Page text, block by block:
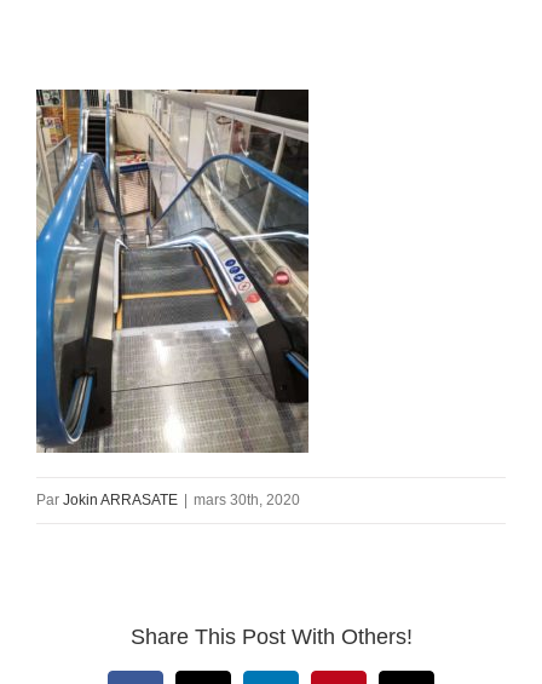
Par Jokin ARRASATE mars 30th, 2020
Share This Post With Others!